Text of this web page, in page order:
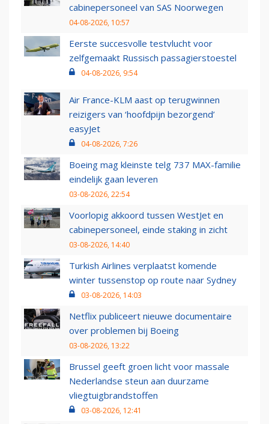
cabinepersoneel van SAS Noorwegen
04-08-2026, 10:57
Eerste succesvolle testvlucht voor
zelfgemaakt Russisch passagierstoestel
04-08-2026, 9:54
Air France-KLM aast op terugwinnen
reizigers van ‘hoofdpijn bezorgend’
easyJet
04-08-2026, 7:26
Boeing mag kleinste telg 737 MAX-familie
eindelijk gaan leveren
03-08-2026, 22:54
Voorlopig akkoord tussen WestJet en
cabinepersoneel, einde staking in zicht
03-08-2026, 14:40
Turkish Airlines verplaatst komende
winter tussenstop op route naar Sydney
03-08-2026, 14:03
Netflix publiceert nieuwe documentaire
over problemen bij Boeing
03-08-2026, 13:22
Brussel geeft groen licht voor massale
Nederlandse steun aan duurzame
vliegtuigbrandstoffen
03-08-2026, 12:41